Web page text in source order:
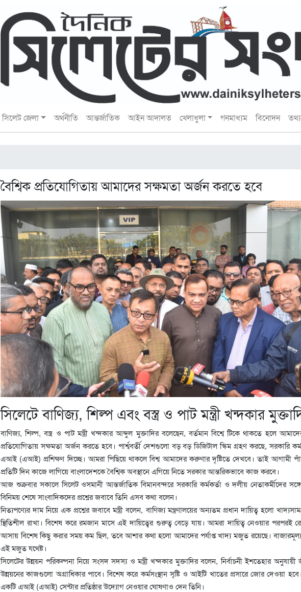
সিলেট জেলা অর্থনীতি আন্তর্জাতিক আইন আদালত খেলাধুলা গনমাধ্যম বিনোদন তথ্য
বৈশ্বিক প্রতিযোগিতায় আমাদের সক্ষমতা অর্জন করতে হবে
সিলেটে বাণিজ্য, শিল্প এবং বস্ত্র ও পাট মন্ত্রী খন্দকার
বাণিজ্য, শিল্প, বস্ত্র ও পাট মন্ত্রী খন্দকার আব্দুল মুক্তাদির বলেছেন, বর্তমান বিশ্বে টিকে থাকতে হলে
প্রতিযোগিতায় সক্ষমতা অর্জন করতে হবে। পার্শ্ববর্তী দেশগুলো বড় বড় ডিজিটাল স্কিম গ্রহণ করছে, সরকারি
এআই (এআই) প্রশিক্ষণ দিচ্ছে। আমরা পিছিয়ে থাকলে বিশ্ব আমাদের করুণার দৃষ্টিতে দেখবে। তাই আগামী
প্রতিটি দিন কাজে লাগিয়ে বাংলাদেশকে বৈশ্বিক অবস্থানে এগিয়ে নিতে সরকার আন্তরিকভাবে কাজ করবে।
আজ শুক্রবার সকালে সিলেট ওসমানী আন্তর্জাতিক বিমানবন্দরে সরকারি কর্মকর্তা ও দলীয় নেতাকর্মীদের
বিনিময় শেষে সাংবাদিকদের প্রশ্নের জবাবে তিনি এসব কথা বলেন।
নিত্যপণ্যের দাম নিয়ে এক প্রশ্নের জবাবে মন্ত্রী বলেন, বাণিজ্য মন্ত্রণালয়ের অন্যতম প্রধান দায়িত্ব হলো
স্থিতিশীল রাখা। বিশেষ করে রমজান মাসে এই দায়িত্বের গুরুত্ব বেড়ে যায়। আমরা দায়িত্ব নেওয়ার পরপরই
আসায় বিশেষ কিছু করার সময় কম ছিল, তবে আশার কথা হলো আমাদের পর্যাপ্ত খাদ্য মজুত রয়েছে। বাজারমূল্য
এই মজুত যথেষ্ট।
সিলেটের উন্নয়ন পরিকল্পনা নিয়ে সংসদ সদস্য ও মন্ত্রী খন্দকার মুক্তাদির বলেন, নির্বাচনী ইশতেহার অনুযায়ী
উন্নয়নের কাজগুলো অগ্রাধিকার পাবে। বিশেষ করে কর্মসংস্থান সৃষ্টি ও আইটি খাতের প্রসারে জোর দেওয়া
একটি এআই (এআই) সেন্টার প্রতিষ্ঠার উদ্যোগ নেওয়ার ঘোষণাও দেন তিনি।